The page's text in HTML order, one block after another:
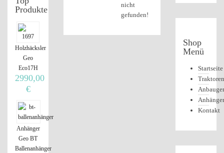
nicht
gefunden!
Produkte
Holzhäcksler
Geo
Eco17H
2990,00
€
Anhänger
Geo BT
Ballenanhänger
Shop
Menü
Startseite
Traktoren
Anhänger
Kontakt